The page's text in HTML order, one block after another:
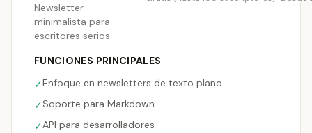
Newsletter
minimalista para
escritores serios
FUNCIONES PRINCIPALES
✓Enfoque en newsletters de texto plano
✓Soporte para Markdown
✓API para desarrolladores